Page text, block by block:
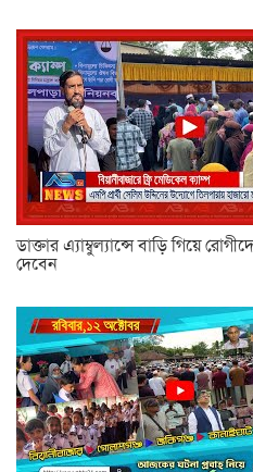
ডাক্তার এ্যাম্বুল্যান্সে বাড়ি গিয়ে
দেবেন